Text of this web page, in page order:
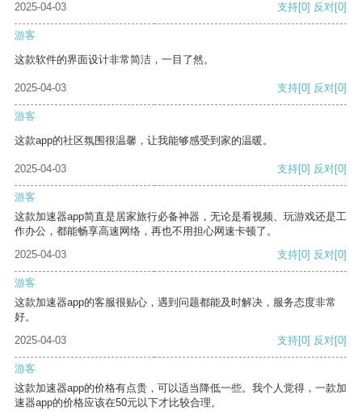
2025-04-03 支持[0] 反对[0]
游客
这款软件的界面设计非常简洁，一目了然。
2025-04-03 支持[0] 反对[0]
游客
这款app的社区氛围很温馨，让我能够感受到家的温暖。
2025-04-03 支持[0] 反对[0]
游客
这款加速器app简直是居家旅行必备神器，无论是看视频、玩游戏还是工
作办公，都能畅享高速网络，再也不用担心网速卡顿了。
2025-04-03
支持[0] 反对[0]
游客
这款加速器app的客服很贴心，遇到问题都能及时解决，服务态度非常
好。
2025-04-03
支持[0] 反对[0]
游客
这款加速器app的价格有点贵，可以适当降低一些。我个人觉得，一款加
速器app的价格应该在50元以下才比较合理。